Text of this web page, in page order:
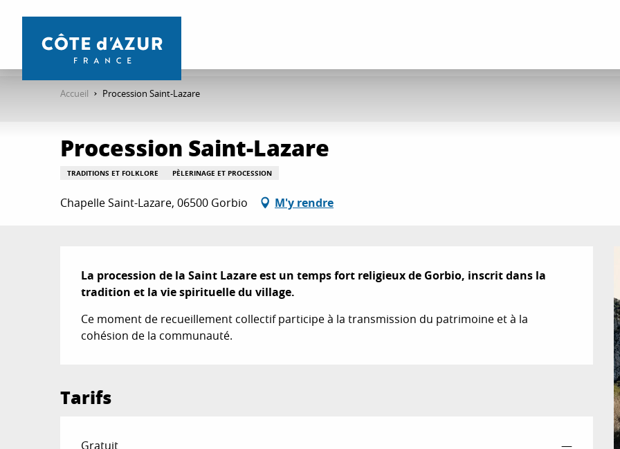
contenu
Accueil Procession Saint-Lazare
Procession Saint-Lazare
TRADITIONS ET FOLKLORE PÈLERINAGE ET PROCESSION
Chapelle Saint-Lazare, 06500 Gorbio M'y rendre
Description
La procession de la Saint Lazare est un temps fort religieux de Gorbio, inscrit dans la
tradition et la vie spirituelle du village.
Ce moment de recueillement collectif participe à la transmission du patrimoine et à la
cohésion de la communauté.
Tarifs
Gratuit —